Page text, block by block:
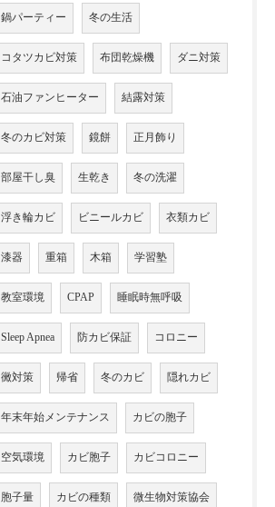
鍋パーティー 冬の生活
コタツカビ対策 布団乾燥機 ダニ対策
石油ファンヒーター 結露対策
冬のカビ対策 鏡餅 正月飾り
部屋干し臭 生乾き 冬の洗濯
浮き輪カビ ビニールカビ 衣類カビ
漆器 重箱 木箱 学習塾
教室環境 CPAP 睡眠時無呼吸
Sleep Apnea 防カビ保証 コロニー
黴対策 帰省 冬のカビ 隠れカビ
年末年始メンテナンス カビの胞子
空気環境 カビ胞子 カビコロニー
胞子量 カビの種類 微生物対策協会